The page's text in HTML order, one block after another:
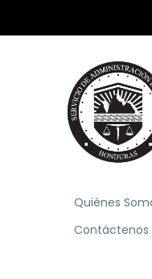
Con
Quiénes
Contáctenos